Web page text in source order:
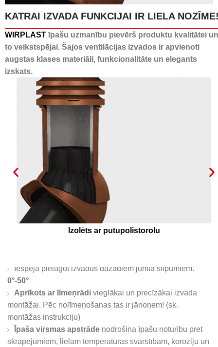
24 kanāli kondensāta
novadīšanai
KATRAI IZVADA FUNKCIJAI IR LIELA
WIRPLAST īpašu uzmanību pievērš produktu kvalitātei un
to veikstspējai. Šajos ventilācijas izvados ir apvienoti
augstas klases materiāli, funkcionalitāte un elegants
izskats.
24 kondensāta novadīšanas kanāli, kas
Iespēja pielāgot izvadus dažādiem jumta slīpumiem.
0°-50°
Aprīkots ar līmeņrādi vieglākai un precīzākai izvada
montāžai. Pēc nolīmeņošanas tas ir jānoņem! (sk.
montāžas instrukciju)
Īpaša virsmas apstrāde nodrošina īpašu noturību pret
skrāpējumiem, lielām temperatūras svārstībām, koroziju un